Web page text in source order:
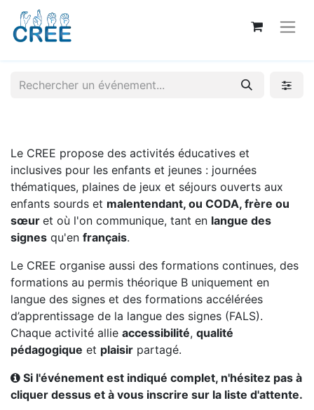
Le CREE propose des activités éducatives et
inclusives pour les enfants et jeunes : journées
thématiques, plaines de jeux et séjours ouverts aux
enfants sourds et malentendant, ou CODA, frère ou
sœur et où l'on communique, tant en langue des
signes qu'en français.
Le CREE organise aussi des formations continues, des
formations au permis théorique B uniquement en
langue des signes et des formations accélérées
d’apprentissage de la langue des signes (FALS).
Chaque activité allie accessibilité, qualité
pédagogique et plaisir partagé.
Si l'événement est indiqué complet, n'hésitez pas à
cliquer dessus et à vous inscrire sur la liste d'attente.